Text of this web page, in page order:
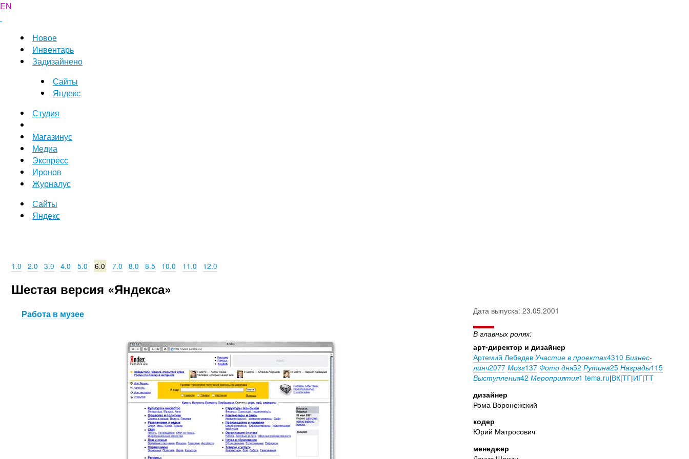
EN
Новое
Инвентарь
Задизайнено
Сайты
Яндекс
Студия
Магазинус
Медиа
Экспресс
Иронов
Журналус
Сайты
Яндекс
1.0 2.0 3.0 4.0 5.0 6.0 7.0 8.0 8.5 10.0 11.0 12.0
Шестая версия «Яндекса»
Работа в музее Дата выпуска: 23.05.2001
В главных ролях:
арт-директор и дизайнер
Артемий Лебедев Участие в проектах4310 Бизнес-
линч2077 Мозг137 Фото дня52 Рутина25 Награды115
Выступления42 Мероприятия1 tema.ru|ВК|ТГ|ИГ|ТТ
дизайнер
Рома Воронежский
кодер
Юрий Матросович
менеджер